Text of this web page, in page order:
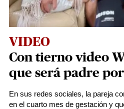
VIDEO
Con tierno video
que será padre
En sus redes sociales, la pareja
en el cuarto mes de gestación y